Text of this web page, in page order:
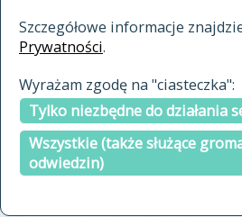
Szczegółowe informacje
Prywatności.
Wyrażam zgodę na "ciasteczka":
Tylko niezbędne do działania
Wszystkie (także służące
odwiedzin)
indeksie
a fronte